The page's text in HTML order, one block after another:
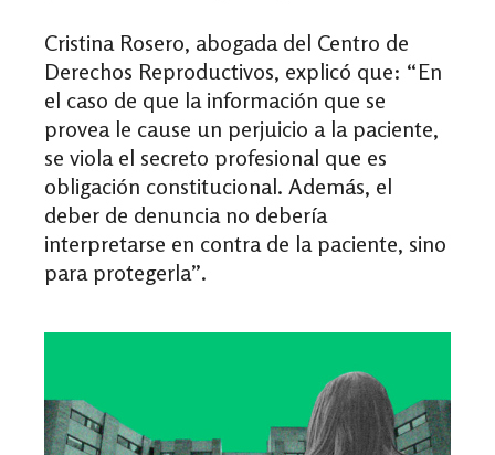
​​Cristina Rosero, abogada del Centro de
Derechos Reproductivos, explicó que: “En
el caso de que la información que se
provea le cause un perjuicio a la paciente,
se viola el secreto profesional que es
obligación constitucional. Además, el
deber de denuncia no debería
interpretarse en contra de la paciente, sino
para protegerla”.